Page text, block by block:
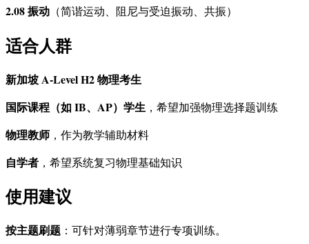
2.08 振动 （简谐运动、阻尼与受迫振动、共振）
适合人群
新加坡 A-Level H2 物理考生
国际课程（如 IB、AP）学生 ，希望加强物理选择题训练
物理教师 ，作为教学辅助材料
自学者 ，希望系统复习物理基础知识
使用建议
按主题刷题 ：可针对薄弱章节进行专项训练。